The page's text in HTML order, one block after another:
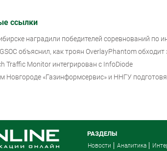
ссылки
наградили победителей соревнований по
объяснил, как троян OverlayPhantom
Traffic Monitor интегрирован с InfoDiode
Новгороде «Газинформсервис» и ННГУ
РАЗДЕЛЫ
Новости Аналитика